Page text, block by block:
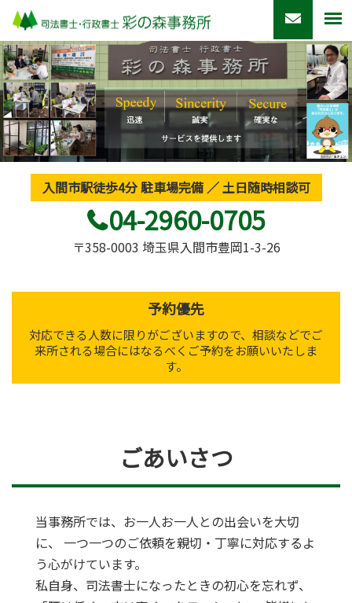
入間市駅徒歩4分 駐車場完備 ／ 土日随時相談可
04-2960-0705
〒358-0003 埼玉県入間市豊岡1-3-26
予約優先
対応できる人数に限りがございますので、相談などでご
来所される場合にはなるべくご予約をお願いいたしま
す。
ごあいさつ
当事務所では、お一人お一人との出会いを大切
に、
一つ一つのご依頼を親切・丁寧に対応するよ
う心がけています。
私自身、司法書士になったときの初心を忘れず、